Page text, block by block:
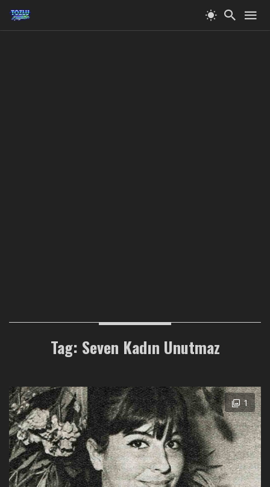
Tag: Seven Kadın Unutmaz
1